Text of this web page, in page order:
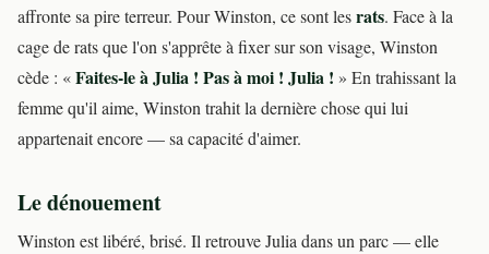
affronte sa pire terreur. Pour Winston, ce sont lesrats. Face à la
cage de rats que l'on s'apprête à fixer sur son visage, Winston
cède : «Faites-le à Julia ! Pas à moi ! Julia ! » En trahissant la
femme qu'il aime, Winston trahit la dernière chose qui lui
appartenait encore — sa capacité d'aimer.
Le dénouement
Winston est libéré, brisé. Il retrouve Julia dans un parc — elle